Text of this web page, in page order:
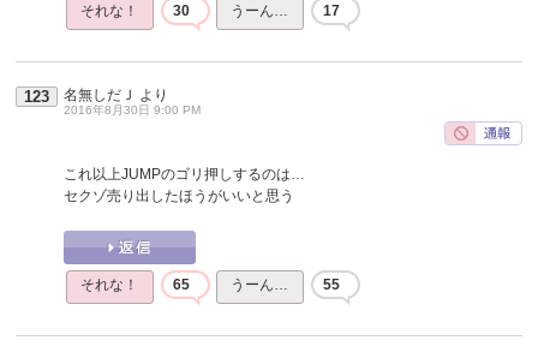
それな！ 30 うーん… 17
123 名無しだＪ より
2016年8月30日 9:00 PM
これ以上JUMPのゴリ押しするのは…
セクゾ売り出したほうがいいと思う
それな！ 65 うーん… 55